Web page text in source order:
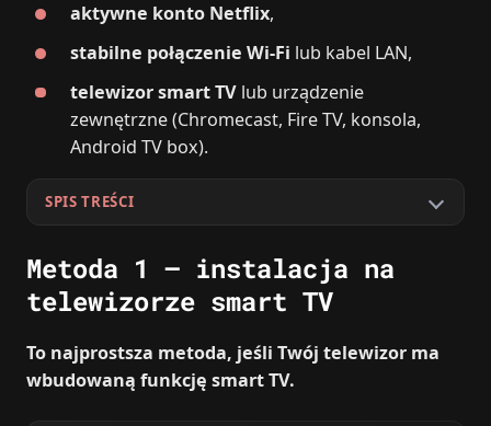
aktywne konto Netflix,
stabilne połączenie Wi‑Fi lub kabel LAN,
telewizor smart TV lub urządzenie
zewnętrzne (Chromecast, Fire TV, konsola,
Android TV box).
SPIS TREŚCI
Metoda 1 – instalacja na
telewizorze smart TV
To najprostsza metoda, jeśli Twój telewizor ma
wbudowaną funkcję smart TV.